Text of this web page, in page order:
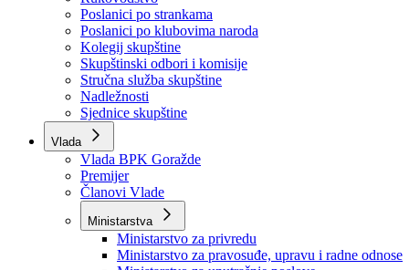
Skupština
Skupština BPK Goražde
Rukovodstvo
Poslanici po strankama
Poslanici po klubovima naroda
Kolegij skupštine
Skupštinski odbori i komisije
Stručna služba skupštine
Nadležnosti
Sjednice skupštine
Vlada
Vlada BPK Goražde
Premijer
Članovi Vlade